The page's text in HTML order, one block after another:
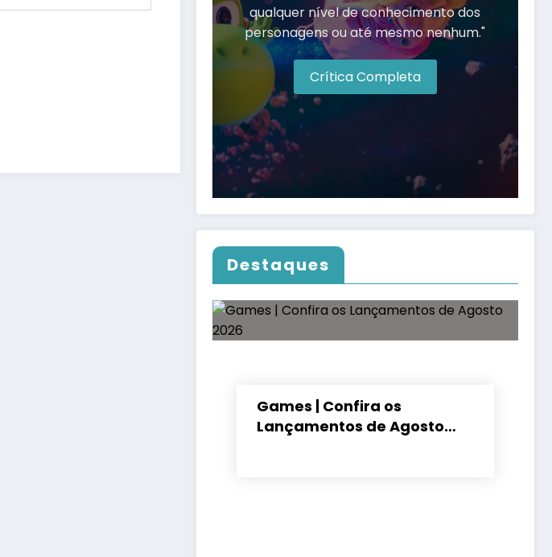
qualquer nível de conhecimento dos
personagens ou até mesmo nenhum."
Crítica Completa
Destaques
Games | Confira os
Lançamentos de Agosto